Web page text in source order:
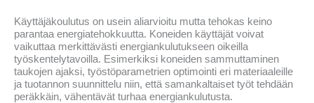
Käyttäjäkoulutus on usein aliarvioitu mutta tehokas keino
parantaa energiatehokkuutta. Koneiden käyttäjät voivat
vaikuttaa merkittävästi energiankulutukseen oikeilla
työskentelytavoilla. Esimerkiksi koneiden sammuttaminen
taukojen ajaksi, työstöparametrien optimointi eri materiaaleille
ja tuotannon suunnittelu niin, että samankaltaiset työt tehdään
peräkkäin, vähentävät turhaa energiankulutusta.